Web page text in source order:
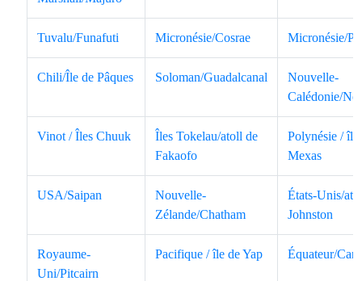
Tuvalu/Funafuti Micronésie/Cosrae Micronésie/
Chili/Île de Pâques Soloman/Guadalcanal
Nouvelle-
Calédonie/
Vinot / Îles Chuuk
Îles Tokelau/atoll de
Fakaofo
Polynésie /
Mexas
USA/Saipan
Nouvelle-
Zélande/Chatham
États-Unis/
Johnston
Royaume-
Uni/Pitcairn
Pacifique / île de Yap Équateur/